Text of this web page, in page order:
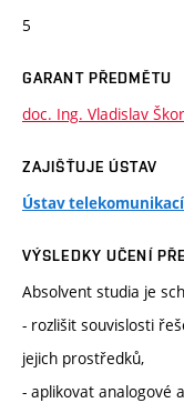
5
GARANT PŘEDMĚTU
doc. Ing. Vladislav
ZAJIŠŤUJE ÚSTAV
Ústav telekomunikací
VÝSLEDKY UČENÍ
Absolvent studia je
- rozlišit souvislosti
jejich prostředků,
- aplikovat analogové